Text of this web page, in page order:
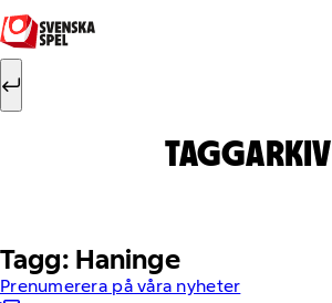
Hoppa till innehåll
Sök efter:
TAGGARKIV
Tagg: Haninge
Prenumerera på våra nyheter